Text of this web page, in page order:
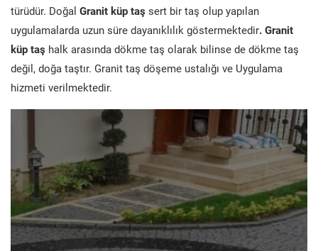
türüdür. Doğal Granit küp taş sert bir taş olup yapılan
uygulamalarda uzun süre dayanıklılık göstermektedir. Granit
küp taş halk arasında dökme taş olarak bilinse de dökme taş
değil, doğa taştır. Granit taş döşeme ustalığı ve Uygulama
hizmeti verilmektedir.